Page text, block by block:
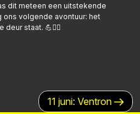
dit meteen een uitstekende
volgende avontuur: het
staat. 💪🚴‍♂️
Volgend
11 juni: Ventron